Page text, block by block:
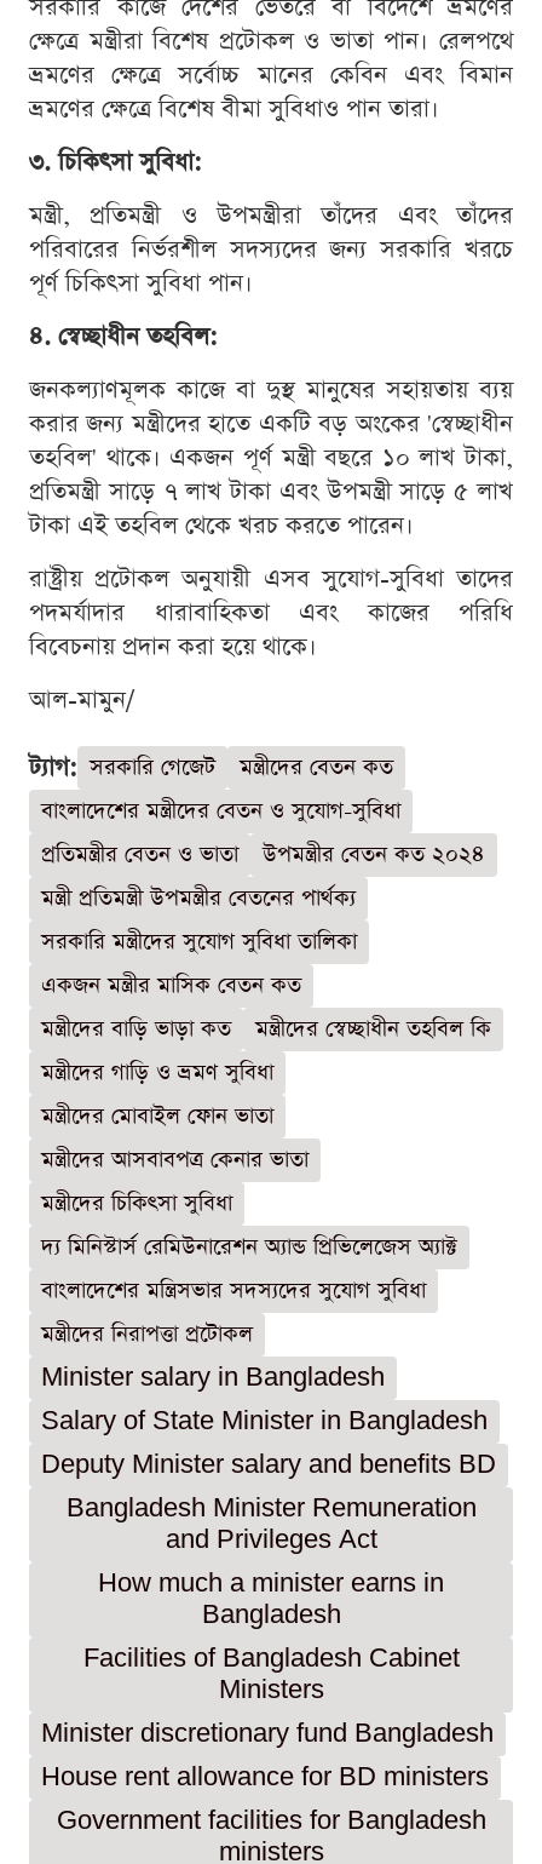
সরকারি কাজে দেশের ভেতরে বা বিদেশে ভ্রমণের
ক্ষেত্রে মন্ত্রীরা বিশেষ প্রটোকল ও ভাতা পান। রেলপথে
ভ্রমণের ক্ষেত্রে সর্বোচ্চ মানের কেবিন এবং বিমান
ভ্রমণের ক্ষেত্রে বিশেষ বীমা সুবিধাও পান তারা।
৩. চিকিৎসা সুবিধা:
মন্ত্রী, প্রতিমন্ত্রী ও উপমন্ত্রীরা তাঁদের এবং তাঁদের
পরিবারের নির্ভরশীল সদস্যদের জন্য সরকারি খরচে
পূর্ণ চিকিৎসা সুবিধা পান।
৪. স্বেচ্ছাধীন তহবিল:
জনকল্যাণমূলক কাজে বা দুস্থ মানুষের সহায়তায় ব্যয়
করার জন্য মন্ত্রীদের হাতে একটি বড় অংকের 'স্বেচ্ছাধীন
তহবিল' থাকে। একজন পূর্ণ মন্ত্রী বছরে ১০ লাখ টাকা,
প্রতিমন্ত্রী সাড়ে ৭ লাখ টাকা এবং উপমন্ত্রী সাড়ে ৫ লাখ
টাকা এই তহবিল থেকে খরচ করতে পারেন।
রাষ্ট্রীয় প্রটোকল অনুযায়ী এসব সুযোগ-সুবিধা তাদের
পদমর্যাদার ধারাবাহিকতা এবং কাজের পরিধি
বিবেচনায় প্রদান করা হয়ে থাকে।
আল-মামুন/
ট্যাগ: সরকারি গেজেট
মন্ত্রীদের বেতন কত
বাংলাদেশের মন্ত্রীদের বেতন ও সুযোগ-সুবিধা
প্রতিমন্ত্রীর বেতন ও ভাতা
উপমন্ত্রীর বেতন কত ২০২৪
মন্ত্রী প্রতিমন্ত্রী উপমন্ত্রীর বেতনের পার্থক্য
সরকারি মন্ত্রীদের সুযোগ সুবিধা তালিকা
একজন মন্ত্রীর মাসিক বেতন কত
মন্ত্রীদের বাড়ি ভাড়া কত
মন্ত্রীদের স্বেচ্ছাধীন তহবিল কি
মন্ত্রীদের গাড়ি ও ভ্রমণ সুবিধা
মন্ত্রীদের মোবাইল ফোন ভাতা
মন্ত্রীদের আসবাবপত্র কেনার ভাতা
মন্ত্রীদের চিকিৎসা সুবিধা
দ্য মিনিস্টার্স রেমিউনারেশন অ্যান্ড প্রিভিলেজেস অ্যাক্ট
বাংলাদেশের মন্ত্রিসভার সদস্যদের সুযোগ সুবিধা
মন্ত্রীদের নিরাপত্তা প্রটোকল
Minister salary in Bangladesh
Salary of State Minister in Bangladesh
Deputy Minister salary and benefits BD
Bangladesh Minister Remuneration
and Privileges Act
How much a minister earns in
Bangladesh
Facilities of Bangladesh Cabinet
Ministers
Minister discretionary fund Bangladesh
House rent allowance for BD ministers
Government facilities for Bangladesh
ministers